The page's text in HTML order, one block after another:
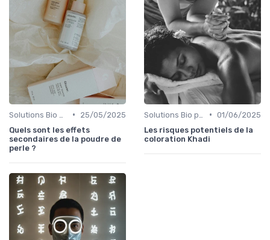
•
25/05/2025
Quels sont les effets
secondaires de la poudre de
perle ?
• 01/06/2025
Les risques potentiels de la
coloration Khadi